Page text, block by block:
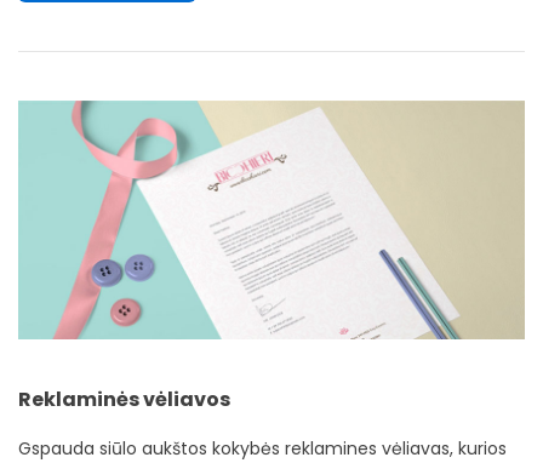
Reklaminės vėliavos
Gspauda siūlo aukštos kokybės reklamines vėliavas, kurios